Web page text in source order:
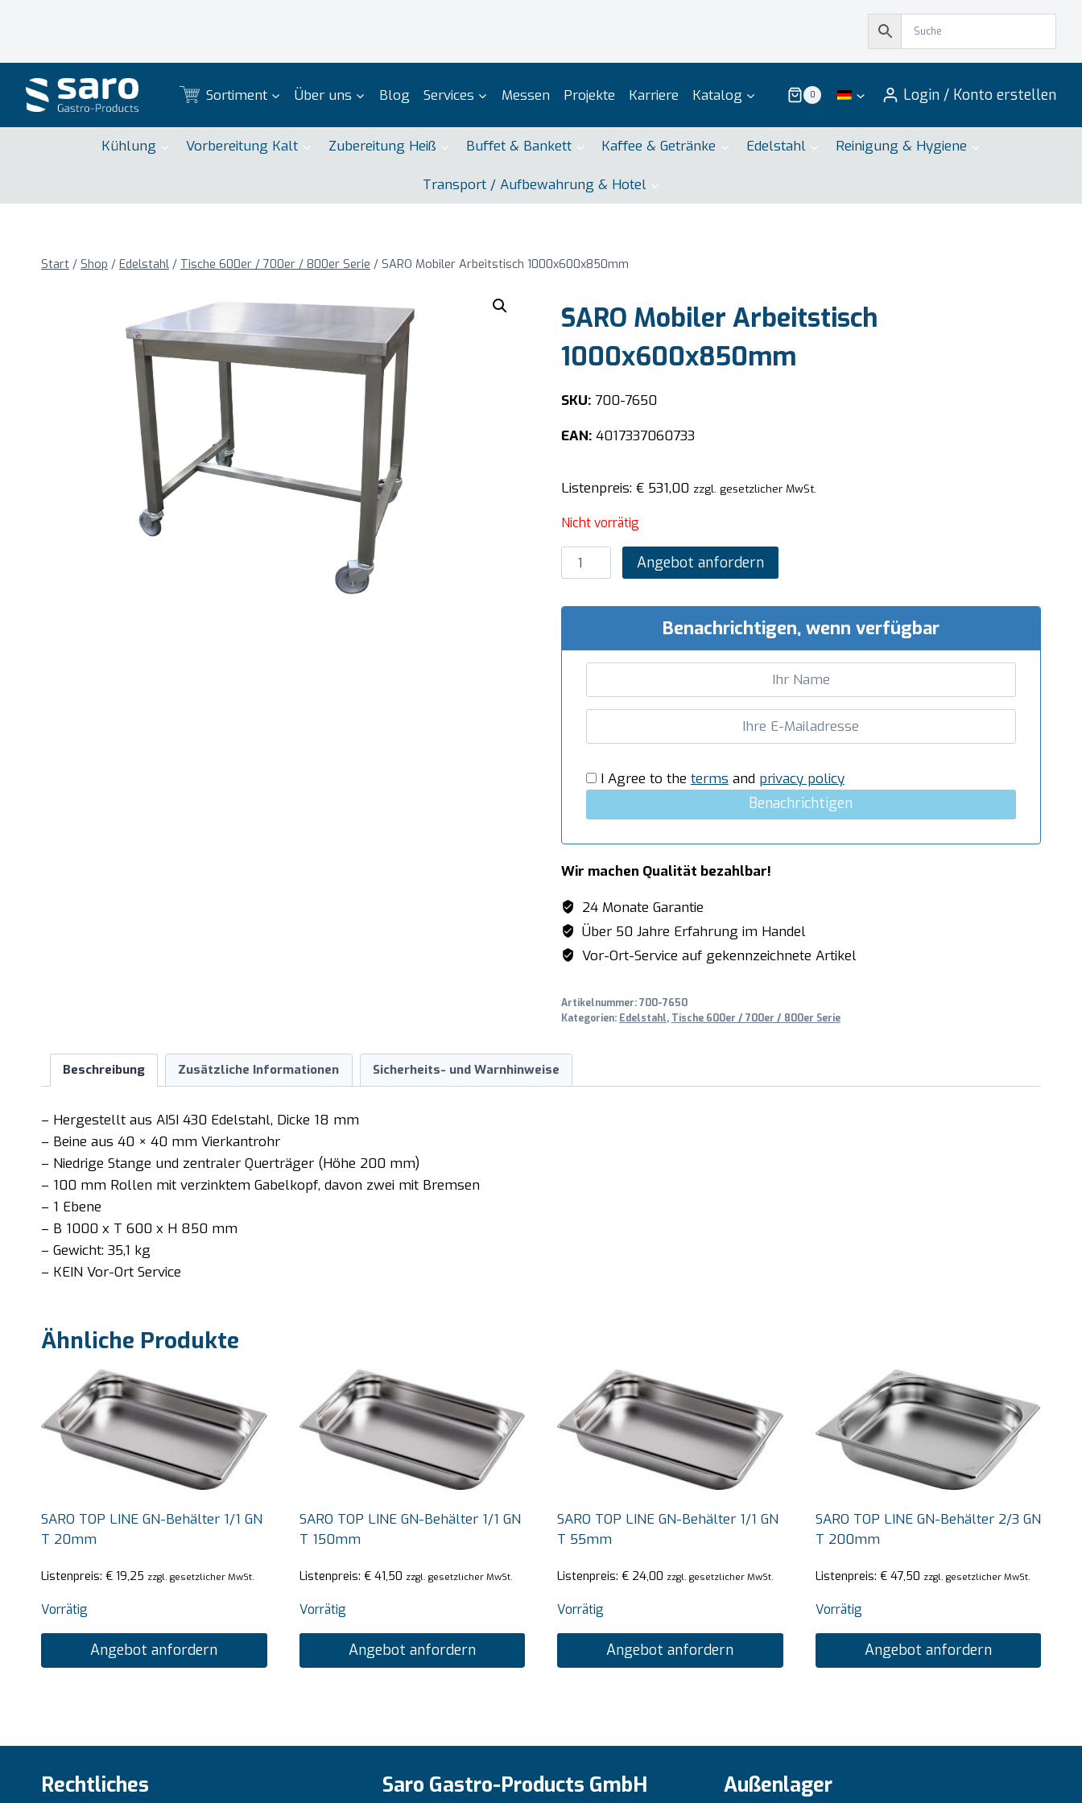
Sortiment Über uns Blog Services Messen Projekte Karriere Katalog 0 Login / Konto erstellen
Kühlung Vorbereitung Kalt Zubereitung Heiß Buffet & Bankett Kaffee & Getränke Edelstahl Reinigung & Hygiene
Transport / Aufbewahrung & Hotel
Start / Shop / Edelstahl / Tische 600er / 700er / 800er Serie / SARO Mobiler Arbeitstisch 1000x600x850mm
SARO Mobiler Arbeitstisch
1000x600x850mm
SKU:700-7650
EAN:4017337060733
Listenpreis: €531,00 zzgl. gesetzlicher MwSt.
Nicht vorrätig
SARO
Mobiler
1000x600x850mm
Angebot anfordern
Benachrichtigen, wenn verfügbar
I Agree to the terms and privacy policy
Benachrichtigen
Wir machen Qualität bezahlbar!
24 Monate Garantie
Über 50 Jahre Erfahrung im Handel
Vor-Ort-Service auf gekennzeichnete Artikel
Artikelnummer:700-7650
Kategorien: Edelstahl, Tische 600er / 700er / 800er Serie
Beschreibung Zusätzliche Informationen Sicherheits- und Warnhinweise
– Hergestellt aus AISI 430 Edelstahl, Dicke 18 mm
– Beine aus 40 × 40 mm Vierkantrohr
– Niedrige Stange und zentraler Querträger (Höhe 200 mm)
– 100 mm Rollen mit verzinktem Gabelkopf, davon zwei mit Bremsen
– 1 Ebene
– B 1000 x T 600 x H 850 mm
– Gewicht: 35,1 kg
– KEIN Vor-Ort Service
Ähnliche Produkte
SARO TOP LINE GN-Behälter 1/1 GN
T 20mm
Listenpreis: € 19,25 zzgl. gesetzlicher MwSt.
Vorrätig
Angebot anfordern
SARO TOP LINE GN-Behälter 1/1 GN
T 150mm
Listenpreis: €41,50 zzgl. gesetzlicher MwSt.
Vorrätig
Angebot anfordern
SARO TOP LINE GN-Behälter 1/1 GN
T 55mm
Listenpreis: € 24,00 zzgl. gesetzlicher MwSt.
Vorrätig
Angebot anfordern
SARO TOP LINE GN-Behälter 2/3 GN
T 200mm
Listenpreis: €47,50 zzgl. gesetzlicher MwSt.
Vorrätig
Angebot anfordern
Rechtliches Saro Gastro-Products GmbH Außenlager